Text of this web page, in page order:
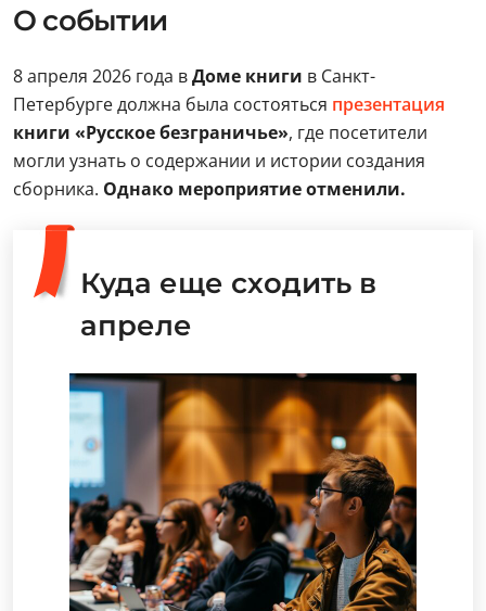
О событии
8 апреля 2026 года вДоме книги в Санкт-
Петербурге должна была состояться презентация
книги «Русское безграничье», где посетители
могли узнать о содержании и истории создания
сборника. Однако мероприятие отменили.
Куда еще сходить в
апреле